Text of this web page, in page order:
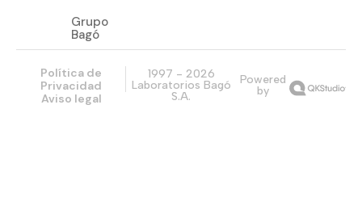
Grupo
Bagó
Política de
Privacidad
Aviso legal
1997 - 2026
Laboratorios Bagó
S.A.
Powered
by